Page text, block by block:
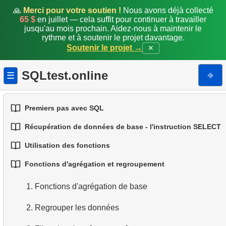
🙏 Merci pour votre soutien ! Nous avons déjà collecté
65 $ en juillet — cela suffit pour continuer à travailler
jusqu'au mois prochain. Aidez-nous à maintenir le
rythme et à soutenir le projet davantage.
Soutenir le projet →
✕
☰ SQLtest.online ⎆
Premiers pas avec SQL
1.Introduction aux bases de données
Récupération de données de base - l'instruction SELECT
1.Sélectionner des données d'une table
Filtrage des données
3. Combiner plusieurs conditions
4. Alias de colonnes
Utilisation des fonctions
1.Fonctions SQL intégrées
2. Fonctions de chaîne courantes
3. Fonctions mathématiques courantes
Fonctions d'agrégation et regroupement
1. Fonctions d'agrégation de base
2. Regrouper les données